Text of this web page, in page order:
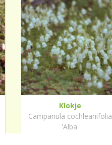
Klokje
Campanula cochleariifolia
'Alba'